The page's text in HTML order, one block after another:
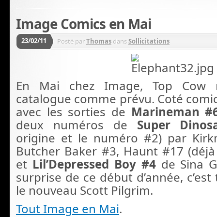
Image Comics en Mai
23/02/11 Posté parThomas dansSollicitations
En Mai chez Image, Top
catalogue comme prévu. Coté
avec les sorties de Marineman
deux numéros de Super
origine et le numéro #2) par
Butcher Baker #3, Haunt #17
et Lil’Depressed Boy #4de Sina
surprise de ce début d’année,
le nouveau Scott Pilgrim.
Tout Image en Mai.